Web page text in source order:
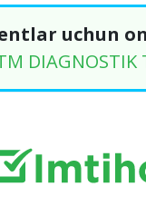
uchun
DIAGNOSTIK